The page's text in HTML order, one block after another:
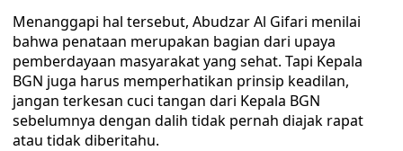
Menanggapi hal tersebut, Abudzar Al Gifari menilai
bahwa penataan merupakan bagian dari upaya
pemberdayaan masyarakat yang sehat. Tapi Kepala
BGN juga harus memperhatikan prinsip keadilan,
jangan terkesan cuci tangan dari Kepala BGN
sebelumnya dengan dalih tidak pernah diajak rapat
atau tidak diberitahu.